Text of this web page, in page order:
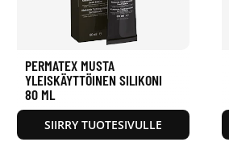
PERMATEX MUSTA
YLEISKÄYTTÖINEN SILIKONI
80 ML
SIIRRY TUOTESIVULLE